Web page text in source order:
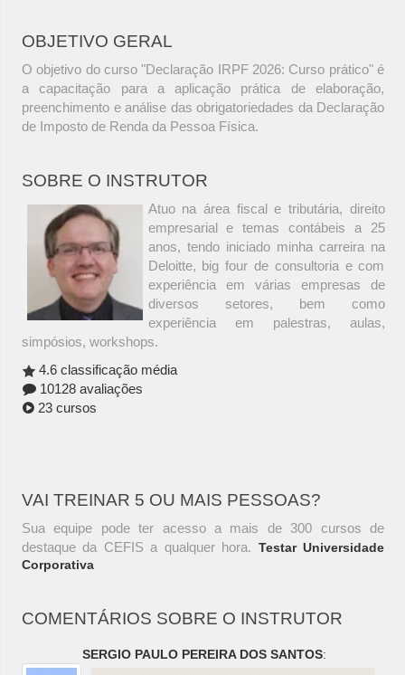
OBJETIVO GERAL
O objetivo do curso "Declaração IRPF 2026: Curso prático" é
a capacitação para a aplicação prática de elaboração,
preenchimento e análise das obrigatoriedades da Declaração
de Imposto de Renda da Pessoa Física.
SOBRE O INSTRUTOR
Atuo na área fiscal e tributária, direito
empresarial e temas contábeis a 25
anos, tendo iniciado minha carreira na
Deloitte, big four de consultoria e com
experiência em várias empresas de
diversos setores, bem como
experiência em palestras, aulas,
simpósios, workshops.
4.6 classificação média
10128 avaliações
23 cursos
VAI TREINAR 5 OU MAIS PESSOAS?
Sua equipe pode ter acesso a mais de 300 cursos de
destaque da CEFIS a qualquer hora. Testar Universidade
Corporativa
COMENTÁRIOS SOBRE O INSTRUTOR
SERGIO PAULO PEREIRA DOS SANTOS: